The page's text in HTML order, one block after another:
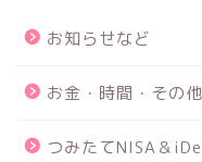
お知らせなど
お金・時間・その他
つみたてNISA＆